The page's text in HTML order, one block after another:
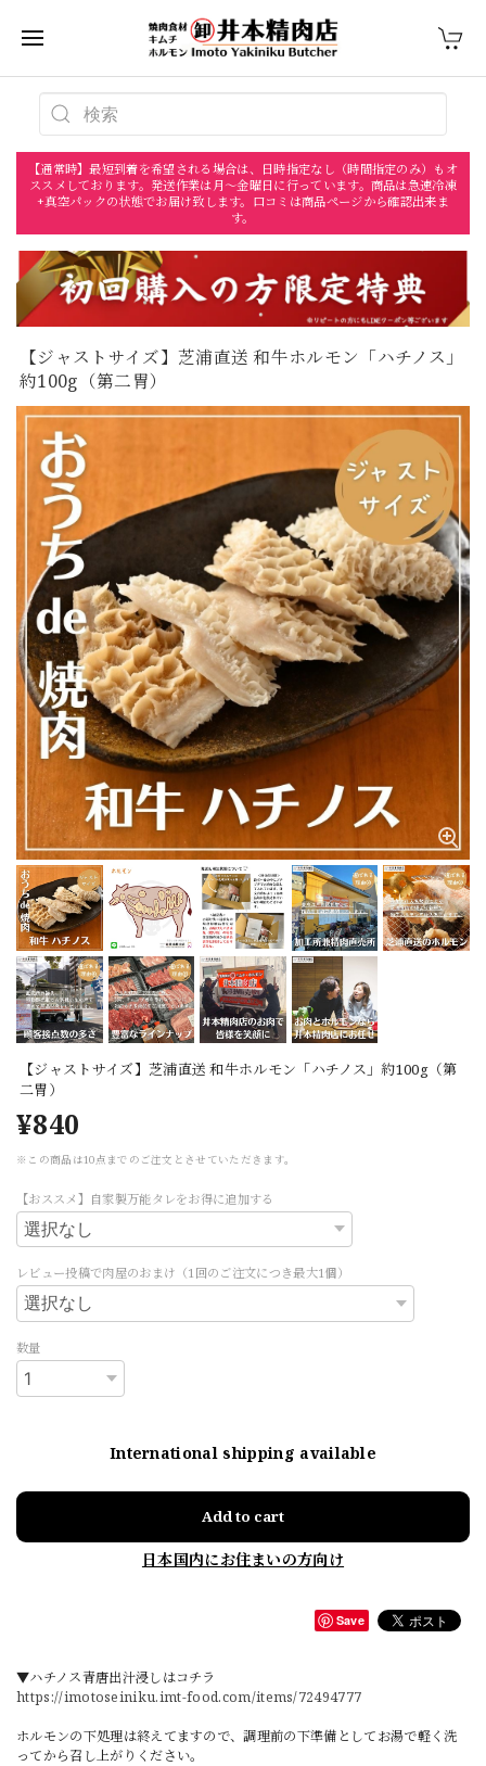
【通常時】最短到着を希望される場合は、日時指定なし（時間指定のみ）もオ
ススメしております。発送作業は月〜金曜日に行っています。商品は急速冷凍
+真空パックの状態でお届け致します。口コミは商品ページから確認出来ま
す。
【ジャストサイズ】芝浦直送 和牛ホルモン「ハチノス」
約100g（第二胃）
【ジャストサイズ】芝浦直送 和牛ホルモン「ハチノス」約100g（第
二胃）
¥840
※この商品は10点までのご注文とさせていただきます。
【おススメ】自家製万能タレをお得に追加する
レビュー投稿で肉屋のおまけ（1回のご注文につき最大1個）
数量
International shipping available
Add to cart
日本国内にお住まいの方向け
Save
▼ハチノス青唐出汁浸しはコチラ
https://imotoseiniku.imt-food.com/items/72494777
ホルモンの下処理は終えてますので、調理前の下準備としてお湯で軽く洗
ってから召し上がりください。